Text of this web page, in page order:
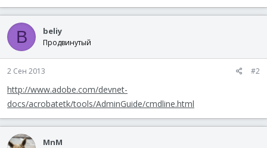
B beliy
Продвинутый
2 Сен 2013 #2
http://www.adobe.com/devnet-
docs/acrobatetk/tools/AdminGuide/cmdline.html
MnM